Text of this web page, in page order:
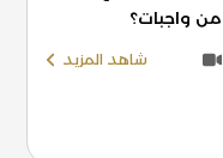
من واجبات؟
شاهد المزيد